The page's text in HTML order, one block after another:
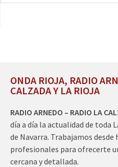
ONDA RIOJA, RADIO
CALZADA Y LA RIOJA
RADIO ARNEDO – RADIO LA
día a día la actualidad de toda
de Navarra. Trabajamos desde
profesionales para ofrecerte
cercana y detallada.